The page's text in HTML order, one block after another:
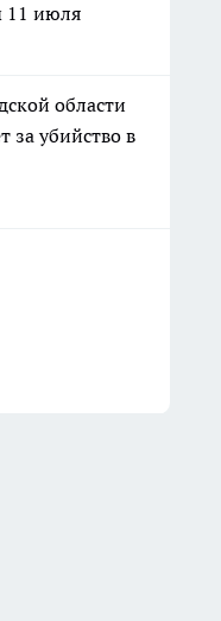
11 июля
области
за убийство в